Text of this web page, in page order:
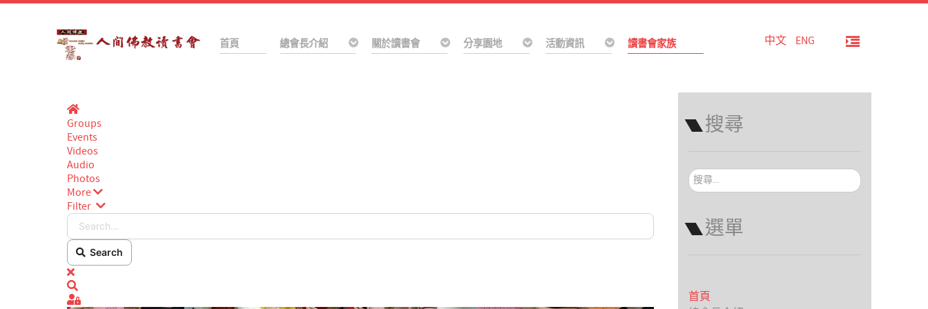
首頁 總會長介紹 關於讀書會 分享園地 活動資訊 讀書會家族 中文 ENG
Home
Groups
Events
Videos
Audio
Photos
More
Filter
Search...
Search
x
Sign In
搜尋
搜
尋...
選單
首頁